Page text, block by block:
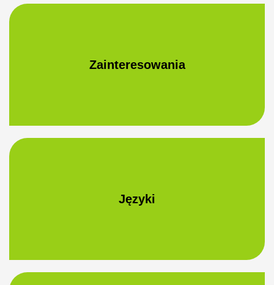
Zainteresowania
Języki